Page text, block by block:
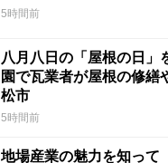
5時間前
八月八日の「屋根の日
園で瓦業者が屋根の修
松市
5時間前
地場産業の魅力を知っ